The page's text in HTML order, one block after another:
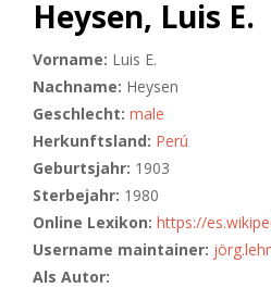
Heysen, Luis E.
Vorname: Luis E.
Nachname: Heysen
Geschlecht: male
Herkunftsland: Perú
Geburtsjahr: 1903
Sterbejahr: 1980
Online Lexikon: https://
Username maintainer:
Als Autor: